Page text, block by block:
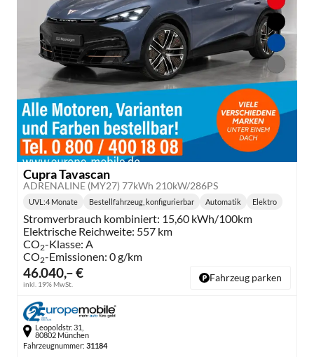
Cupra Tavascan
ADRENALINE (MY27) 77kWh 210kW/286PS
46.040,– €
inkl. 19% MwSt.
Lieferzeit:
UVL :4 Monate Bestellfahrzeug, konfigurierbar
Getriebe:
Automatik
Kraftstoff:
Elektro
Stromverbrauch kombiniert: 15,60 kWh/100km
Elektrische Reichweite: 557 km
CO2-Klasse: A
CO2-Emissionen: 0 g/km
Fahrzeug parken
Leopoldstr. 31,
80802 München
Fahrzeugnummer: 31184